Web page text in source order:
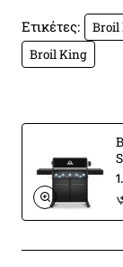
4 σχάρες
4
Εμαγιέ
Βαλβίδες
Ετικέτες: Broil
Broil King